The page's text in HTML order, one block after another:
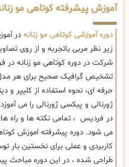
آموزش پیشرفته کوتاهی مو
دوره آموزشی کوتاهی مو زنانه در
زیر نظر مربی باتجربه و از روی
شرکت در دوره کوتاهی مو زنانه
تشخیص گرافیک صحیح برای هر
حرفه ای، نحوه استفاده از کلیپر و
ژورنالی و پیکسی ژورنالی را می
در فردیس ، تمامی نکته ها و راه
می شود. دوره پیشرفته اموزش
کاربردی و عملی برای نخستین بار
طراحی شده ، در این دوره مباحث